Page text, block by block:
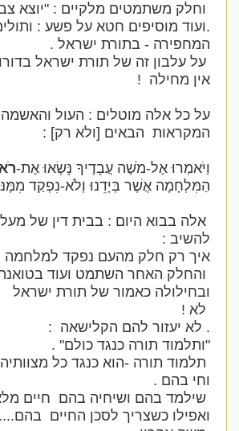
וחלק משתמטים מלקיים : "יוצא
.ועוד מוסיפים חטא על פשע :
המחפירה - בתורת ישראל .
על עלבון זה של תורת ישראל
אין מחילה !
על כל אלה מוטלים : העול והאשמה
המקראות הבאים [ולא רק] :
וַיֹּאמְרוּ אֶל-מֹשֶׁה עֲבָדֶיךָ נָּשְׂאוּ אֶת-
הַמִּלְחָמָה אֲשֶׁר בְּיָדֵנוּ וְלֹא-נִפְקַד מִמֶּנּוּ
אלה בבוא היום : בבית דין של
להשיב :
איך רק חלק מהעם נפקד למלחמה
והחלק האחר השתמט ועוד בטואנת
ובחילולה כאמור של תורת ישראל
לא !
. לא יעזור להם הקלישאה :
"ותלמוד תורה כנגד כולם" .
תלמוד תורה -הוא כנגד כל מצוותיה
וחי בהם .
שילמד בהם ושיחיה בהם חיים
ואפילו כשצריך לסכן החיים בהם.....